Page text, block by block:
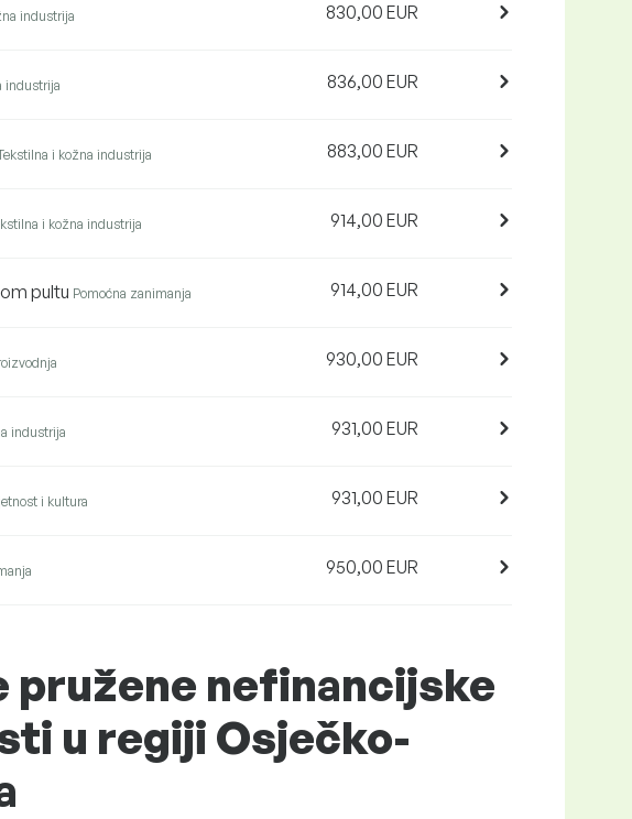
industrija 830,00 EUR
industrija 836,00 EUR
i kožna industrija 883,00 EUR
i kožna industrija 914,00 EUR
pultu Pomoćna zanimanja 914,00 EUR
930,00 EUR
industrija 931,00 EUR
i kultura 931,00 EUR
950,00 EUR
pružene nefinancijske
u regiji Osječko-